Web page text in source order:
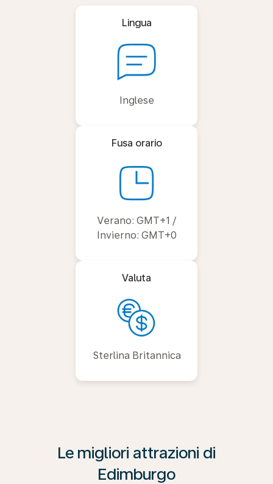
Lingua
Inglese
Fusa orario
Verano: GMT+1 /
Invierno: GMT+0
Valuta
Sterlina Britannica
Le migliori attrazioni di
Edimburgo